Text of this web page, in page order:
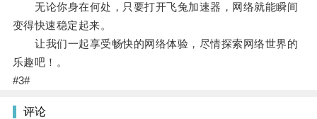
无论你身在何处，只要打开飞兔加速器，网络就能瞬间
变得快速稳定起来。
让我们一起享受畅快的网络体验，尽情探索网络世界的
乐趣吧！。
#3#
评论